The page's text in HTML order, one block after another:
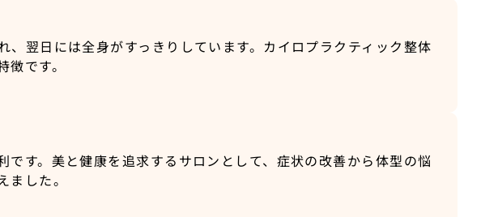
、翌日には全身がすっきりしています。カイロプラクティック整体
です。
です。美と健康を追求するサロンとして、症状の改善から体型の悩
した。